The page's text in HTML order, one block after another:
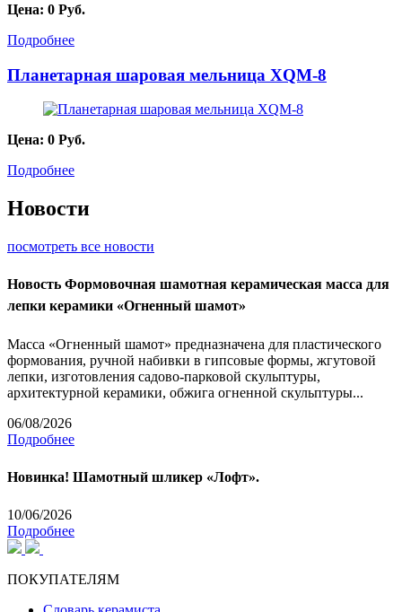
Цена: 0 Руб.
Подробнее
Планетарная шаровая мельница XQM-8
Цена: 0 Руб.
Подробнее
Новости
посмотреть все новости
Новость Формовочная шамотная керамическая масса для
лепки керамики «Огненный шамот»
Масса «Огненный шамот» предназначена для пластического
формования, ручной набивки в гипсовые формы, жгутовой
лепки, изготовления садово-парковой скульптуры,
архитектурной керамики, обжига огненной скульптуры...
06/08/2026
Подробнее
Новинка! Шамотный шликер «Лофт».
10/06/2026
Подробнее
ПОКУПАТЕЛЯМ